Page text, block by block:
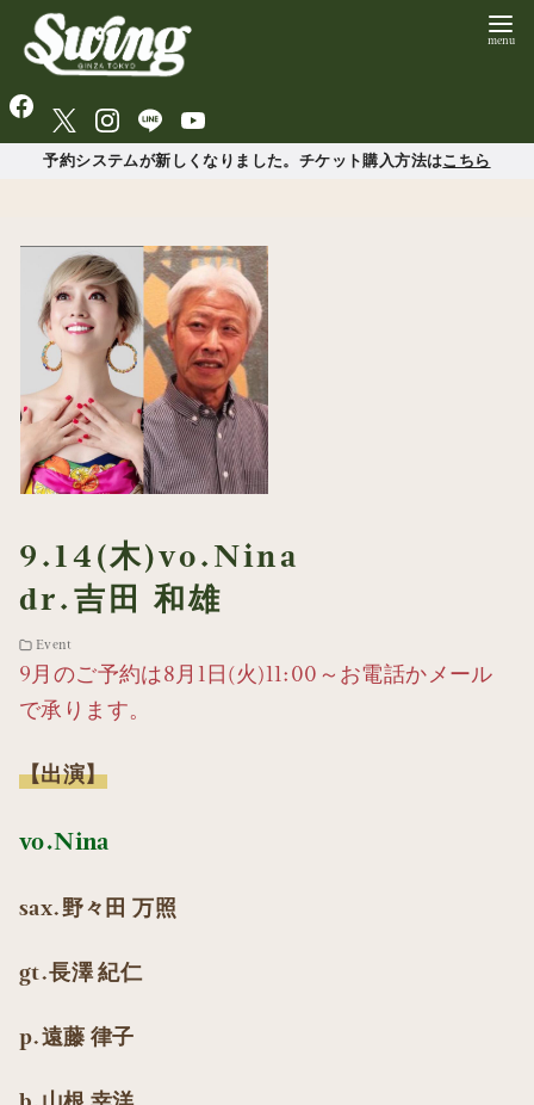
予約システムが新しくなりました。チケット購入方法はこちら
9.14(木)vo.Nina
dr.吉田 和雄
Event
9月のご予約は8月1日(火)11:00～お電話かメール
で承ります。
【出演】
vo.Nina
sax.野々田 万照
gt.長澤 紀仁
p.遠藤 律子